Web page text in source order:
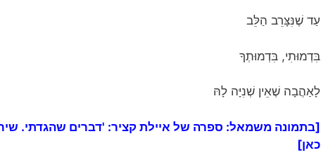
עַד שֶׁנִּצָּרֵב הַלֵּב
בִּדְמוּתִי, בִּדְמוּתְךָ
לָאַהֲבָה שֶׁאֵין שְׁנִיָּה לָהּ
[בתמונה משמאל: ספרה של איילת קציר: 'דברים שהגדתי.
כאן]